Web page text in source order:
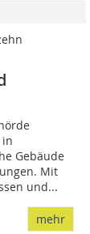
Gebäude
Mit
und...
mehr